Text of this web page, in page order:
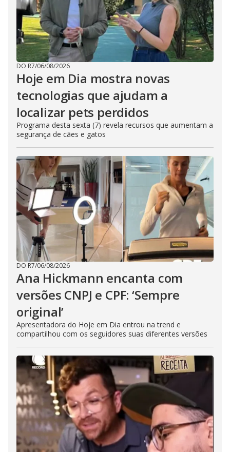
DO R7/06/08/2026
Hoje em Dia mostra novas
tecnologias que ajudam a
localizar pets perdidos
Programa desta sexta (7) revela recursos que aumentam a
segurança de cães e gatos
DO R7/06/08/2026
Ana Hickmann encanta com
versões CNPJ e CPF: ‘Sempre
original’
Apresentadora do Hoje em Dia entrou na trend e
compartilhou com os seguidores suas diferentes versões